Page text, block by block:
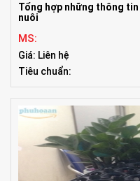
Tổng hợp những thông
nuôi
MS:
Giá: Liên hệ
Tiêu chuẩn: